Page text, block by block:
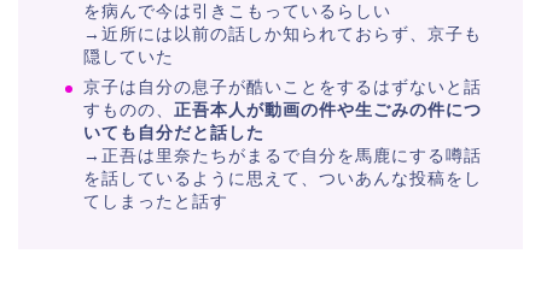
を病んで今は引きこもっているらしい
→近所には以前の話しか知られておらず、京子も
隠していた
京子は自分の息子が酷いことをするはずないと話
すものの、 正吾本人が動画の件や生ごみの件につ
いても自分だと話した
→正吾は里奈たちがまるで自分を馬鹿にする噂話
を話しているように思えて、ついあんな投稿をし
てしまったと話す